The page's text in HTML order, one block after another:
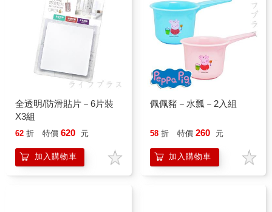
全透明/防滑貼片－6片裝
X3組
62 折 特價 620 元
加入購物車
佩佩豬－水瓢－2入組
58 折 特價 260 元
加入購物車